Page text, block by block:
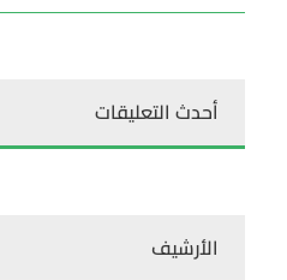
أحدث التعليقات
الأرشيف